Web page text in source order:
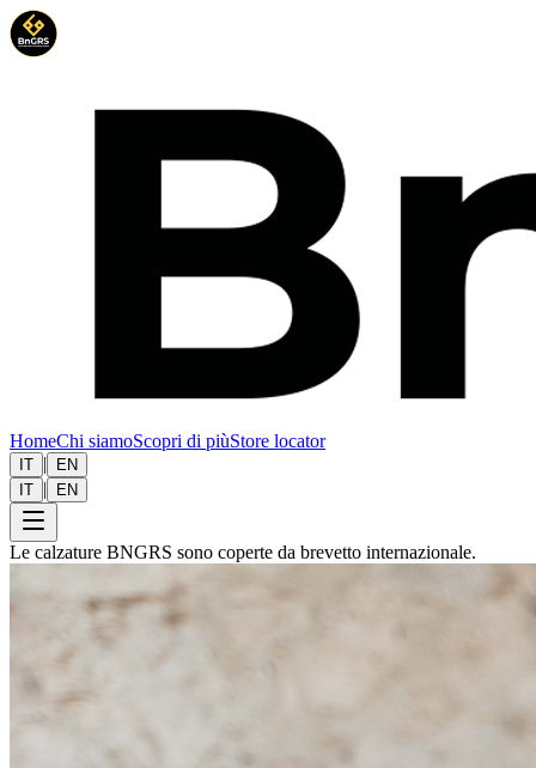
HomeChi siamoScopri di piùStore locator
IT |
EN
IT | EN
Le calzature BNGRS sono coperte da brevetto internazionale.